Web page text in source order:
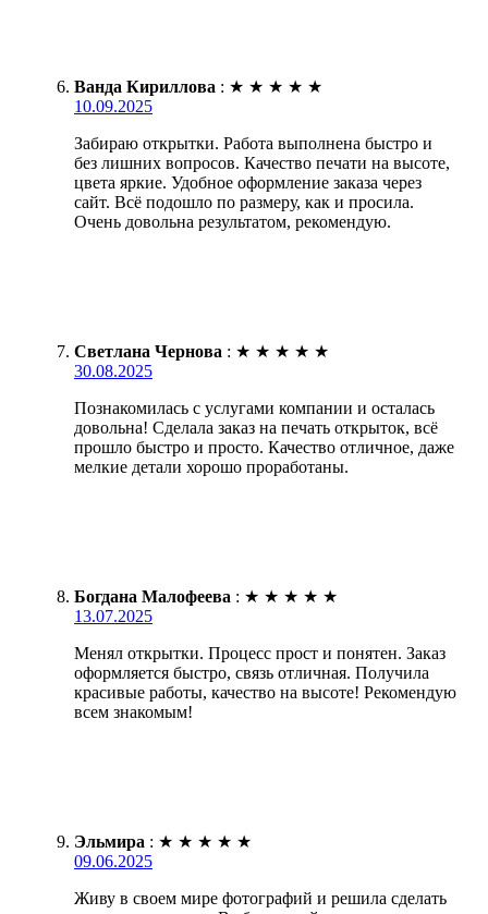
Ванда Кириллова : ★ ★ ★ ★ ★
10.09.2025
Забираю открытки. Работа выполнена быстро и
без лишних вопросов. Качество печати на высоте,
цвета яркие. Удобное оформление заказа через
сайт. Всё подошло по размеру, как и просила.
Очень довольна результатом, рекомендую.
Светлана Чернова : ★ ★ ★ ★ ★
30.08.2025
Познакомилась с услугами компании и осталась
довольна! Сделала заказ на печать открыток, всё
прошло быстро и просто. Качество отличное, даже
мелкие детали хорошо проработаны.
Богдана Малофеева : ★ ★ ★ ★ ★
13.07.2025
Менял открытки. Процесс прост и понятен. Заказ
оформляется быстро, связь отличная. Получила
красивые работы, качество на высоте! Рекомендую
всем знакомым!
Эльмира : ★ ★ ★ ★ ★
09.06.2025
Живу в своем мире фотографий и решила сделать